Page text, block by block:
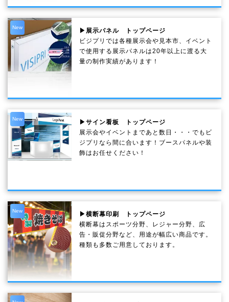
New
▶展示パネル トップページ
ビジプリでは各種展示会や見本市、イベント
で使用する展示パネルは20年以上に渡る大
量の制作実績があります！
New
▶サイン看板 トップページ
展示会やイベントまであと数日・・・でもビ
ジプリなら間に合います！ブースパネルや装
飾はお任せください！
New
▶横断幕印刷 トップページ
横断幕はスポーツ分野、レジャー分野、広
告・販促分野など、用途が幅広い商品です。
種類も多数ご用意しております。